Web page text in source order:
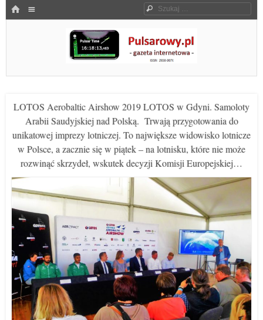
HOME Szukaj
Pulsarowy.pl
LOTOS Aerobaltic Airshow 2019 LOTOS w Gdyni. Samoloty
Arabii Saudyjskiej nad Polską. Trwają przygotowania do
unikatowej imprezy lotniczej. To największe widowisko lotnicze
w Polsce, a zacznie się w piątek – na lotnisku, które nie może
rozwinąć skrzydeł, wskutek decyzji Komisji Europejskiej…